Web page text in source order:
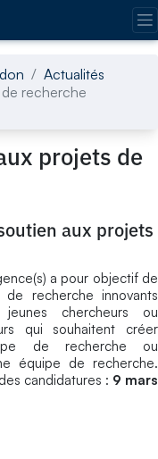
Actualités
de recherche
projets de
aux projets
a pour objectif de
recherche innovants
chercheurs ou
qui souhaitent créer
de recherche ou
équipe de recherche.
candidatures : 9 mars